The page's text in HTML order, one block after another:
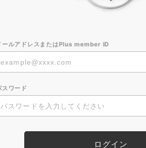
ールアドレスまたはPlus member ID
スワード